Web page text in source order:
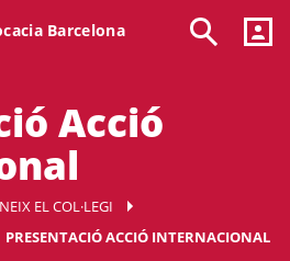
Barcelona
Acció
EL COL·LEGI
PRESENTACIÓ ACCIÓ INTERNACIONAL